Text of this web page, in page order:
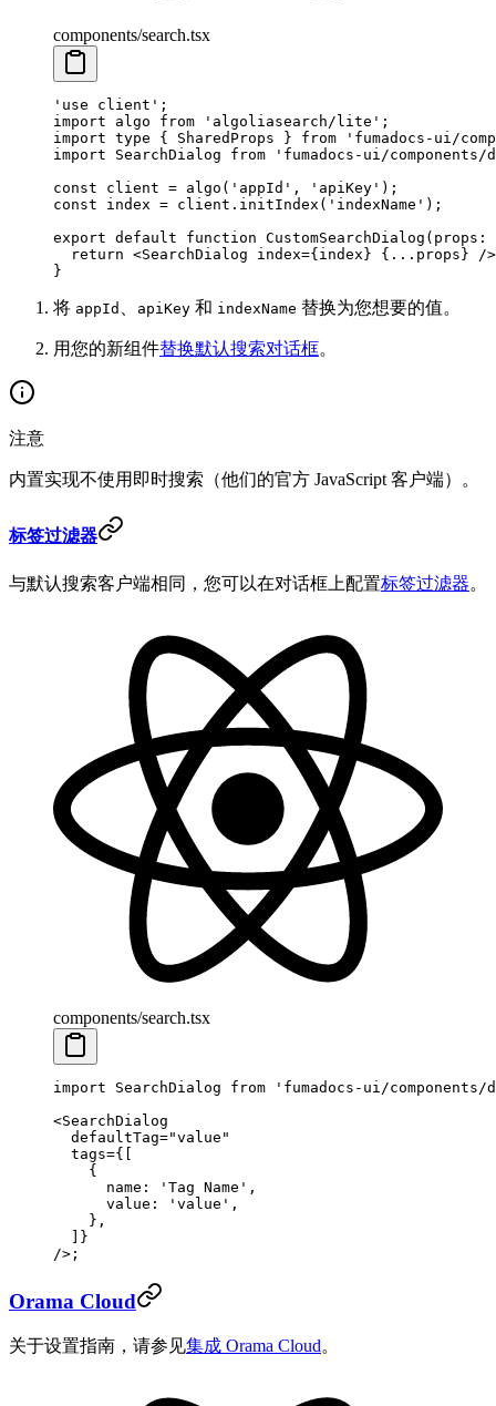
components/search.tsx
'use client' ;
import algo from 'algoliasearch/lite' ;
import type { SharedProps } from 'fumadocs-ui/
import SearchDialog from 'fumadocs-ui/
const client = algo ( 'appId' , 'apiKey' );
const index = client. initIndex ( 'indexName' );
export default function CustomSearchDialog ( props :
  return
<SearchDialog index={index} { ... props} /
}
将 appId apiKey 和 indexName 替换为您想要的值。
用您的新组件替换默认搜索对话框。
注意
内置实现不使用即时搜索（他们的官方 JavaScript 客户端）。
标签过滤器
与默认搜索客户端相同，您可以在对话框上配置标签过滤器。
components/search.tsx
import SearchDialog from 'fumadocs-ui/
<SearchDialog
  defaultTag
="value"
  tags
={[
    {
      name:
'Tag Name' ,
      value:
'value' ,
    },
  ]}
/>;
Orama Cloud
关于设置指南，请参见集成 Orama Cloud。